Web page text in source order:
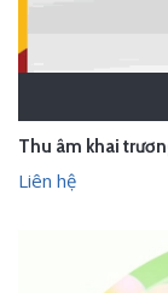
Thu âm khai
Liên hệ